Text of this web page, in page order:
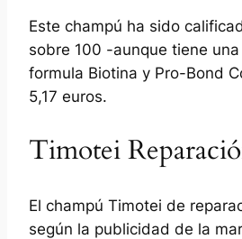
Este champú ha sido
sobre 100 -aunque tiene
formula Biotina y Pro-Bond
5,17 euros.
Timotei
El champú Timotei de
según la publicidad de la